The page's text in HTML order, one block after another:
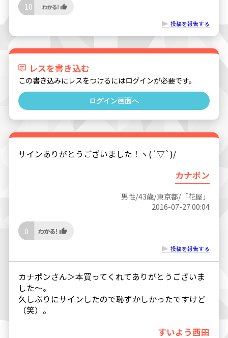
10
投稿を報告する
レスを書き込む
この書き込みにレスをつけるにはログインが必要です。
ログイン画面へ
サインありがとうございました！ヽ(´▽`)/
カナポン
男性/43歳/東京都/「花屋」
2016-07-27 00:04
0
投稿を報告する
カナポンさん＞本買ってくれてありがとうございま
した〜。
久しぶりにサインしたので恥ずかしかったですけど
（笑）。
すいよう西田